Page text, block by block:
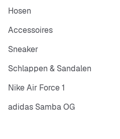
Hosen
Accessoires
Sneaker
Schlappen & Sandalen
Nike Air Force 1
adidas Samba OG